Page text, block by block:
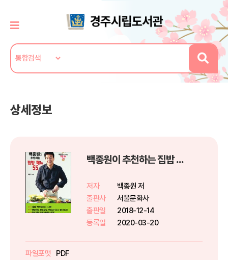
상세정보
백종원이 추천하는 집밥 메뉴 55
저자
백종원 저
출판사
서울문화사
출판일
2018-12-14
등록일
2020-03-20
파일포맷
PDF